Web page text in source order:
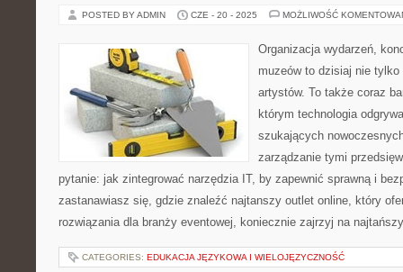
POSTED BY ADMIN CZE - 20 - 2025 MOŻLIWOŚĆ
Organizacja wydarzeń,
muzeów to dzisiaj nie
artystów. To także coraz
którym technologia
szukających
zarządzanie tymi
pytanie: jak zintegrować narzędzia IT, by zapewnić sprawną i
zastanawiasz się, gdzie znaleźć najtanszy outlet online, który
rozwiązania dla branży eventowej, koniecznie zajrzyj na
CATEGORIES: EDUKACJA JĘZYKOWA I WIELOJĘZYCZNOŚĆ